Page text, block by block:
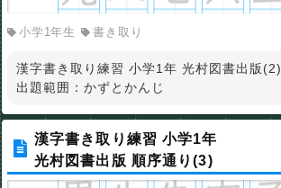
小学1年生 書き取り
漢字書き取り練習 小学1年 光村図書出版(2)
出題範囲：かずとかんじ
漢字書き取り練習 小学1年
光村図書出版 順序通り(3)